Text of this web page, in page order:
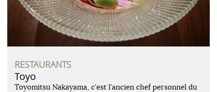
RESTAURANTS
Toyo
Toyomitsu Nakayama, c’est l’ancien chef personnel du